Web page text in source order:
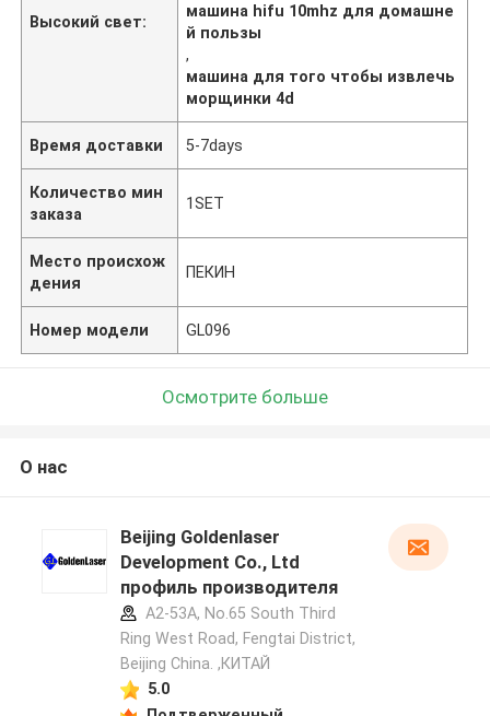
Высокий свет:
машина hifu 10mhz для домашне
й пользы
,
машина для того чтобы извлечь
морщинки 4d
Время доставки 5-7days
Количество мин
заказа
1SET
Место происхож
дения
ПЕКИН
Номер модели GL096
Осмотрите больше
О нас
Beijing Goldenlaser
Development Co., Ltd
профиль производителя
A2-53A, No.65 South Third
Ring West Road, Fengtai District,
Beijing China. ,КИТАЙ
5.0